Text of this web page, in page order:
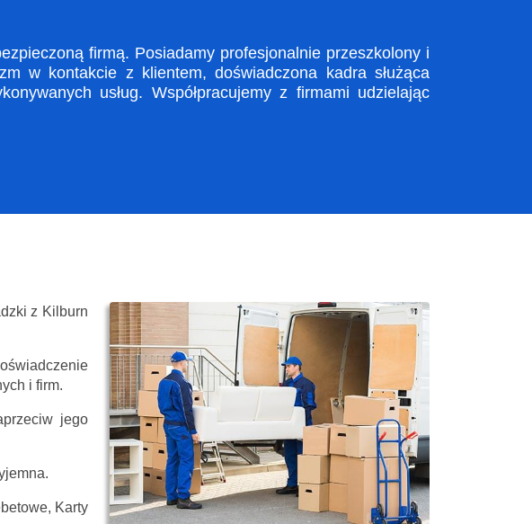
firmą. Posiadamy profesjonalnie przeszkolony i
w kontakcie z klientem, doświadczona kadra służąca
usług. Współpracujemy z firmami udzielając
z Kilburn
i firm.
jego
Karty